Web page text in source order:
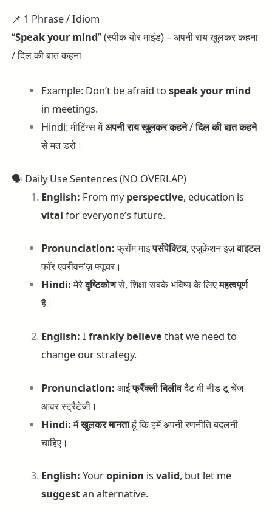
📌 1 Phrase / Idiom
“Speak your mind” (स्पीक योर माइंड) – अपनी राय खुलकर कहना
/ दिल की बात कहना
Example: Don’t be afraid tospeak your mind
in meetings.
Hindi: मीटिंग्स मेंअपनीरायखुलकरकहने/दिलकीबातकहने
से मत डरो।
🗣️ Daily Use Sentences (NO OVERLAP)
English: From myperspective, education is
vital for everyone’s future.
Pronunciation:फ्रॉम माइपर्सपेक्टिव, एजुकेशन इज़वाइटल
फॉर एवरीवन’ज़ फ्यूचर।
Hindi:मेरेदृष्टिकोणसे, शिक्षा सबके भविष्य के लिएमहत्वपूर्ण
है।
English: Ifrankly believe that we need to
change our strategy.
Pronunciation: आईफ्रैंक्लीबिलीवदैट वी नीड टू चेंज
आवर स्ट्रैटेजी।
Hindi:मैंखुलकरमानताहूँ कि हमें अपनी रणनीति बदलनी
चाहिए।
English: Youropinion isvalid, but let me
suggestan alternative.